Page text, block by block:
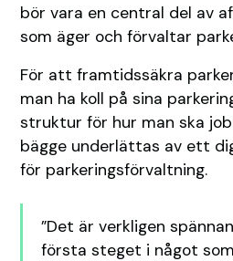
bör vara en central del av
som äger och förvaltar
För att framtidssäkra
man ha koll på sina
struktur för hur man ska
bägge underlättas av ett
för parkeringsförvaltning.
”Det är verkligen
första steget i något